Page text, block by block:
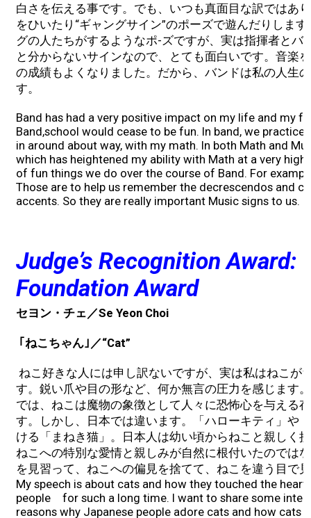
白さを伝える事です。でも、いつも真面目な訳ではあ
をひいたり“ギャングサイン”のポーズで遊んだりしま
グの人たちがするようなポ-ズですが、実は指揮者とバ
と分からないサインなので、とても面白いです。音楽
の成績もよくなりました。だから、バンドは私の人生
す。
Band has had a very positive impact on my life and my
Band,school would cease to be fun. In band, we practice
in around about way, with my math. In both Math and
which has heightened my ability with Math at a very high
of fun things we do over the course of Band. For
Those are to help us remember the decrescendos and
accents. So they are really important Music signs to us.
Judge’s Recognition Award:
Foundation Award
セヨン・チェ／Se Yeon Choi
｢ねこちゃん｣／“Cat”
ねこ好きな人には申し訳ないですが、実は私はねこが
す。鋭い爪や目の形など、何か無言の圧力を感じます
では、ねこは魔物の象徴として人々に恐怖心を与える
す。しかし、日本では違います。「ハローキティ」や
ける「まねき猫」。日本人は幼い頃からねこと親しく
ねこへの特別な愛情と親しみが自然に根付いたのでは
を見習って、ねこへの偏見を捨てて、ねこを違う目で
My speech is about cats and how they touched the
people for such a long time. I want to share some
reasons why Japanese people adore cats and how cats